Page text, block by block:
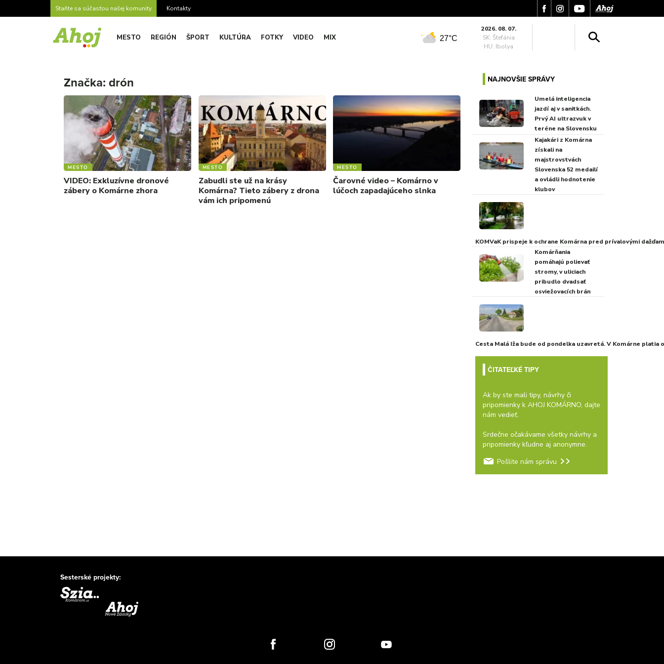
Staňte sa súčasťou našej komunity Kontakty
MESTO REGIÓN ŠPORT KULTÚRA FOTKY VIDEO MIX 27°C
2026. 08. 07.
SK: Štefánia
HU: Ibolya
Značka: drón
MESTO
VIDEO: Exkluzívne dronové
zábery o Komárne zhora
MESTO
Zabudli ste už na krásy
Komárna? Tieto zábery z drona
vám ich pripomenú
MESTO
Čarovné video – Komárno v
lúčoch zapadajúceho slnka
NAJNOVŠIE SPRÁVY
Umelá inteligencia
jazdí aj v sanitkách.
Prvý AI ultrazvuk v
teréne na Slovensku
Kajakári z Komárna
získali na
majstrovstvách
Slovenska 52 medailí
a ovládli hodnotenie
klubov
KOMVaK prispeje k ochrane Komárna pred prívalovými
Komárňania
pomáhajú polievať
stromy, v uliciach
pribudlo dvadsať
osviežovacích brán
Cesta Malá Iža bude od pondelka uzavretá. V Komárne platia
ČITATEĽKÉ TIPY
Ak by ste mali tipy, návrhy či
pripomienky k AHOJ KOMÁRNO, dajte
nám vedieť.
Srdečne očakávame všetky návrhy a
pripomienky kľudne aj anonymne.
Pošlite nám správu
Sesterské projekty: